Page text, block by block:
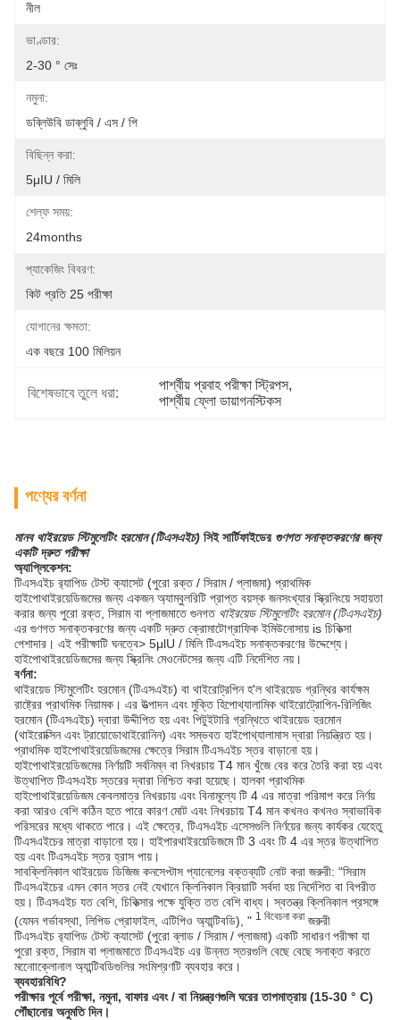
নীল
ভাণ্ডার:
2-30 ° সেঃ
নমুনা:
ডব্লিউবি ডাব্লুবি / এস / পি
বিছিন্ন করা:
5μIU / মিলি
শেল্ফ সময়:
24months
প্যাকেজিং বিবরণ:
কিট প্রতি 25 পরীক্ষা
যোগানের ক্ষমতা:
এক বছরে 100 মিলিয়ন
বিশেষভাবে তুলে ধরা:
পার্শ্বীয় প্রবাহ পরীক্ষা স্ট্রিপস,
পার্শ্বীয় ফ্লো ডায়াগনস্টিকস
পণ্যের বর্ণনা
মানব থাইরয়েড স্টিমুলেটিং হরমোন (টিএসএইচ) সিই সার্টিফাইডের গুণগত সনাক্তকরণের জন্য
একটি দ্রুত পরীক্ষা
অ্যাপ্লিকেশন:
টিএসএইচ র‌্যাপিড টেস্ট ক্যাসেট (পুরো রক্ত ​​/ সিরাম / প্লাজমা) প্রাথমিক
হাইপোথাইরয়েডিজমের জন্য একজন অ্যাম্বুলরিটি প্রাপ্ত বয়স্ক জনসংখ্যার স্ক্রিনিংয়ে সহায়তা
করার জন্য পুরো রক্ত, সিরাম বা প্লাজমাতে গুনগত থাইরয়েড স্টিমুলেটিং হরমোন (টিএসএইচ)
এর গুণগত সনাক্তকরণের জন্য একটি দ্রুত ক্রোমাটোগ্রাফিক ইমিউনোসায় is চিকিত্সা
পেশাদার। এই পরীক্ষাটি ঘনত্বে> 5μlU / মিলি টিএসএইচ সনাক্তকরণের উদ্দেশ্যে।
হাইপোথাইরয়েডিজমের জন্য স্ক্রিনিং মেওনেটসের জন্য এটি নির্দেশিত নয়।
বর্ণনা:
থাইরয়েড স্টিমুলেটিং হরমোন (টিএসএইচ) বা থাইরোট্রপিন হ'ল থাইরয়েড গ্রন্থির কার্যক্ষম
রাষ্ট্রের প্রাথমিক নিয়ামক। এর উত্পাদন এবং মুক্তি হিপোথ্যালামিক থাইরোট্রোপিন-রিলিজিং
হরমোন (টিএসএইচ) দ্বারা উদ্দীপিত হয় এবং পিটুইটারি গ্রন্থিতে থাইরয়েড হরমোন
(থাইরোক্সিন এবং ট্রায়োডোথাইরোনিন) এবং সম্ভবত হাইপোথ্যালামাস দ্বারা নিয়ন্ত্রিত হয়।
প্রাথমিক হাইপোথাইরয়েডিজমের ক্ষেত্রে সিরাম টিএসএইচ স্তর বাড়ানো হয়।
হাইপোথাইরয়েডিজমের নির্ণয়টি সর্বনিম্ন বা নিখরচায় T4 মান খুঁজে বের করে তৈরি করা হয় এবং
উত্থাপিত টিএসএইচ স্তরের দ্বারা নিশ্চিত করা হয়েছে। হালকা প্রাথমিক
হাইপোথাইরয়েডিজম কেবলমাত্র নিখরচায় এবং বিনামূল্যে টি 4 এর মাত্রা পরিমাপ করে নির্ণয়
করা আরও বেশি কঠিন হতে পারে কারণ মোট এবং নিখরচায় T4 মান কখনও কখনও স্বাভাবিক
পরিসরের মধ্যে থাকতে পারে। এই ক্ষেত্রে, টিএসএইচ এসেসগুলি নির্ণয়ের জন্য কার্যকর যেহেতু
টিএসএইচের মাত্রা বাড়ানো হয়। হাইপারথাইরয়েডিজমে টি 3 এবং টি 4 এর স্তর উত্থাপিত
হয় এবং টিএসএইচ স্তর হ্রাস পায়।
সাবক্লিনিকাল থাইরয়েড ডিজিজ কনসেপ্টাস প্যানেলের বক্তব্যটি নোট করা জরুরী: “সিরাম
টিএসএইচের এমন কোন স্তর নেই যেখানে ক্লিনিকাল ক্রিয়াটি সর্বদা হয় নির্দেশিত বা বিপরীত
হয়। টিএসএইচ যত বেশি, চিকিত্সার পক্ষে যুক্তি তত বেশি বাধ্য। স্বতন্ত্র ক্লিনিকাল প্রসঙ্গে
(যেমন গর্ভাবস্থা, লিপিড প্রোফাইল, এটিপিও অ্যান্টিবডি), " 1 বিবেচনা করা জরুরী
টিএসএইচ র‌্যাপিড টেস্ট ক্যাসেট (পুরো ব্লাড / সিরাম / প্লাজমা) একটি সাধারণ পরীক্ষা যা
পুরো রক্ত, সিরাম বা প্লাজমাতে টিএসএইচ এর উন্নত স্তরগুলি বেছে বেছে সনাক্ত করতে
মনোোক্লোনাল অ্যান্টিবডিগুলির সংমিশ্রণটি ব্যবহার করে।
ব্যবহারবিধি?
পরীক্ষার পূর্বে পরীক্ষা, নমুনা, বাফার এবং / বা নিয়ন্ত্রণগুলি ঘরের তাপমাত্রায় (15-30 ° C)
পৌঁছানোর অনুমতি দিন।